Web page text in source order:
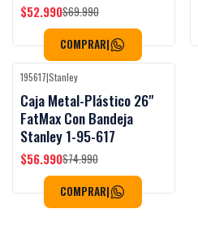
$52.990$69.990
COMPRAR|
-24%OFF
195617|Stanley
Caja Metal-Plástico 26"
FatMax Con Bandeja
Stanley 1-95-617
$56.990$74.990
COMPRAR|